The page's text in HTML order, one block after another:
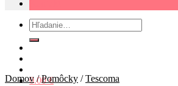
Hľadať:
0.00€
Domov / Pomôcky / Tescoma